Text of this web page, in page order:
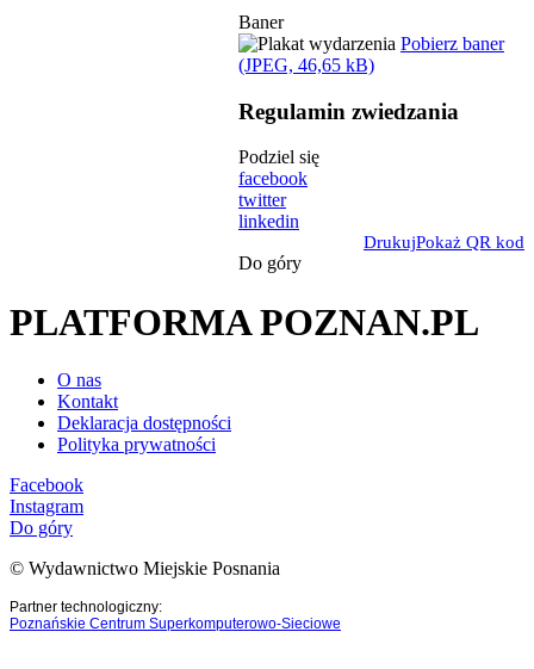
Baner
Pobierz baner
(JPEG, 46,65 kB)
Regulamin zwiedzania
Podziel się
facebook
twitter
linkedin
DrukujPokaż QR kod
Do góry
PLATFORMA POZNAN.PL
O nas
Kontakt
Deklaracja dostępności
Polityka prywatności
Facebook
Instagram
Do góry
© Wydawnictwo Miejskie Posnania
Partner technologiczny:
Poznańskie Centrum Superkomputerowo-Sieciowe